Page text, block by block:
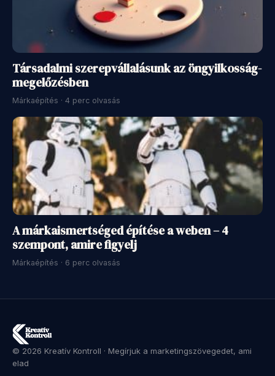
Társadalmi szerepvállalásunk az öngyilkosság-
megelőzésben
Márkaépítés · 4 perc olvasás
A márkaismertséged építése a weben – 4
szempont, amire figyelj
Márkaépítés · 6 perc olvasás
© 2026 Kreatív Kontroll · Megírjuk a marketingszövegedet, ami
elad